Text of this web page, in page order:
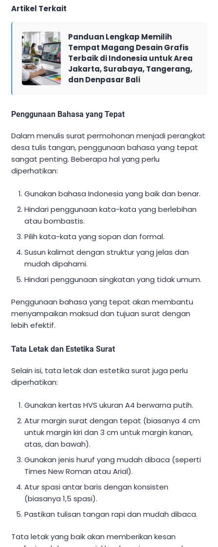
Artikel Terkait
Panduan Lengkap Memilih
Tempat Magang Desain Grafis
Terbaik di Indonesia untuk Area
Jakarta, Surabaya, Tangerang,
dan Denpasar Bali
Penggunaan Bahasa yang Tepat
Dalam menulis surat permohonan menjadi perangkat
desa tulis tangan, penggunaan bahasa yang tepat
sangat penting. Beberapa hal yang perlu
diperhatikan:
Gunakan bahasa Indonesia yang baik dan benar.
Hindari penggunaan kata-kata yang berlebihan
atau bombastis.
Pilih kata-kata yang sopan dan formal.
Susun kalimat dengan struktur yang jelas dan
mudah dipahami.
Hindari penggunaan singkatan yang tidak umum.
Penggunaan bahasa yang tepat akan membantu
menyampaikan maksud dan tujuan surat dengan
lebih efektif.
Tata Letak dan Estetika Surat
Selain isi, tata letak dan estetika surat juga perlu
diperhatikan:
Gunakan kertas HVS ukuran A4 berwarna putih.
Atur margin surat dengan tepat (biasanya 4 cm
untuk margin kiri dan 3 cm untuk margin kanan,
atas, dan bawah).
Gunakan jenis huruf yang mudah dibaca (seperti
Times New Roman atau Arial).
Atur spasi antar baris dengan konsisten
(biasanya 1,5 spasi).
Pastikan tulisan tangan rapi dan mudah dibaca.
Tata letak yang baik akan memberikan kesan